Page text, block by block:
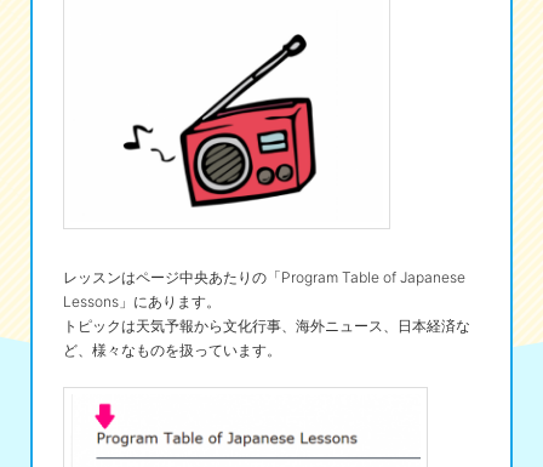
レッスンはページ中央あたりの「Program Table of Japanese
Lessons」にあります。
トピックは天気予報から文化行事、海外ニュース、日本経済な
ど、様々なものを扱っています。